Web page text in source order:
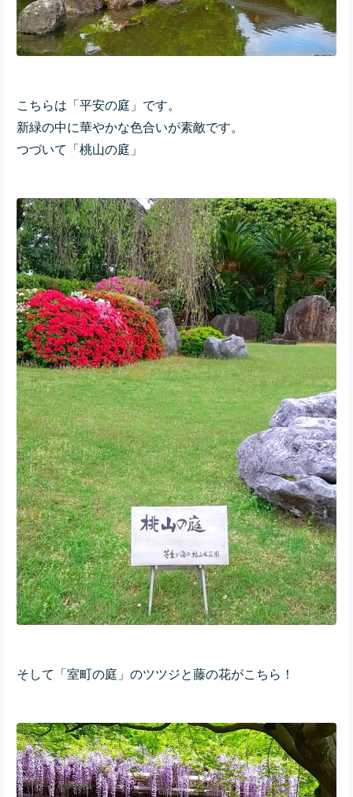
こちらは「平安の庭」です。
新緑の中に華やかな色合いが素敵です。
つづいて「桃山の庭」
そして「室町の庭」のツツジと藤の花がこちら！